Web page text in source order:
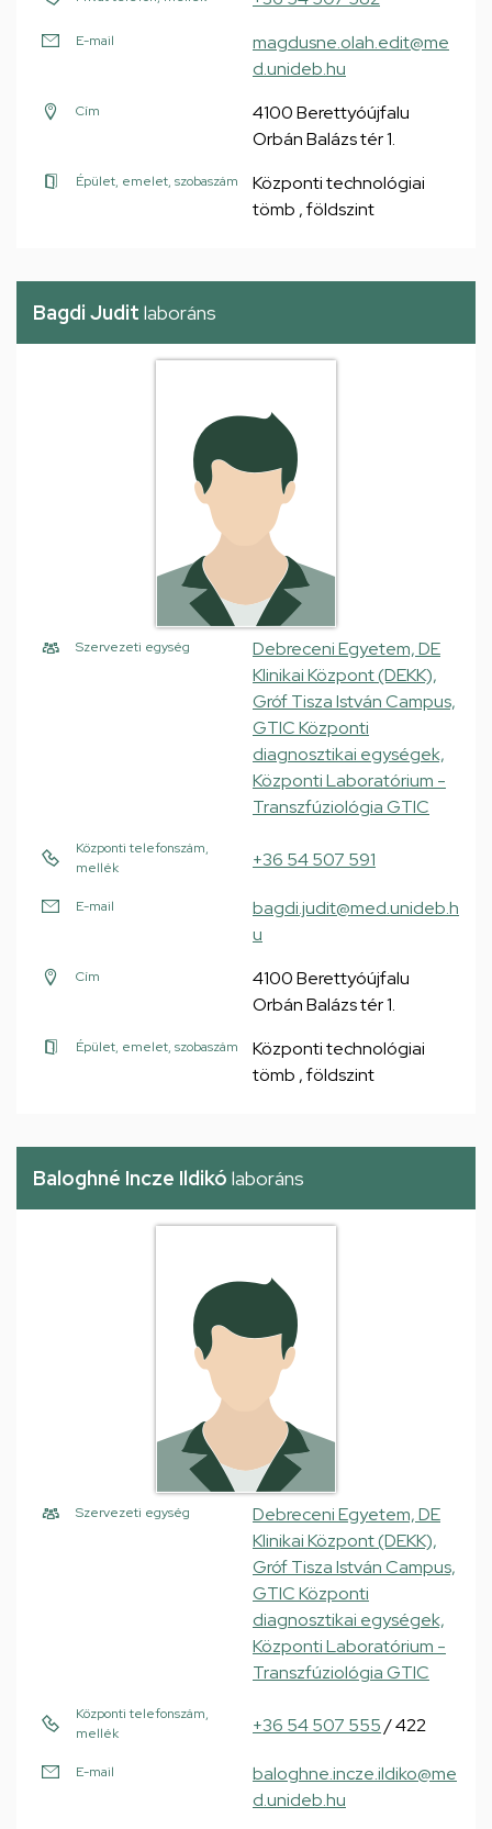
E-mail
magdusne.olah.edit@me
d.unideb.hu
Cím
4100 Berettyóújfalu
Orbán Balázs tér 1.
Épület, emelet, szobaszám
Központi technológiai
tömb , földszint
Bagdi Judit laboráns
Szervezeti egység
Debreceni Egyetem, DE
Klinikai Központ (DEKK),
Gróf Tisza István Campus,
GTIC Központi
diagnosztikai egységek,
Központi Laboratórium -
Transzfúziológia GTIC
Központi telefonszám,
mellék
+36 54 507 591
E-mail
bagdi.judit@med.unideb.h
u
Cím
4100 Berettyóújfalu
Orbán Balázs tér 1.
Épület, emelet, szobaszám
Központi technológiai
tömb , földszint
Baloghné Incze Ildikó laboráns
Szervezeti egység
Debreceni Egyetem, DE
Klinikai Központ (DEKK),
Gróf Tisza István Campus,
GTIC Központi
diagnosztikai egységek,
Központi Laboratórium -
Transzfúziológia GTIC
Központi telefonszám,
mellék
+36 54 507 555/ 422
E-mail
baloghne.incze.ildiko@me
d.unideb.hu